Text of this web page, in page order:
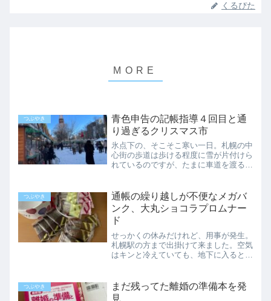
くるぴた
つぶやき
青色申告の記帳指導４回目と通
り過ぎるクリスマス市
氷点下の、そこそこ寒い一日。札幌の中
心街の歩道は歩ける程度に雪が片付けら
れているのですが、たまに車道を渡る
り言が出てしまうほど。車の多い通りは
要注意です。4回目にして進...
つぶやき
通帳の繰り越しが不便なメガバ
ンク、大丸ショコラプロムナー
ド
せっかくの休みだけれど、用事が発生。
札幌駅の方まで出掛けて来ました。空気
はキンと冷えていても、地下に入ると人
メガバンクみずほ銀行の通帳が一杯にな
ってしまったので、札幌支...
つぶやき
まだ残ってた離婚の準備本を発
見